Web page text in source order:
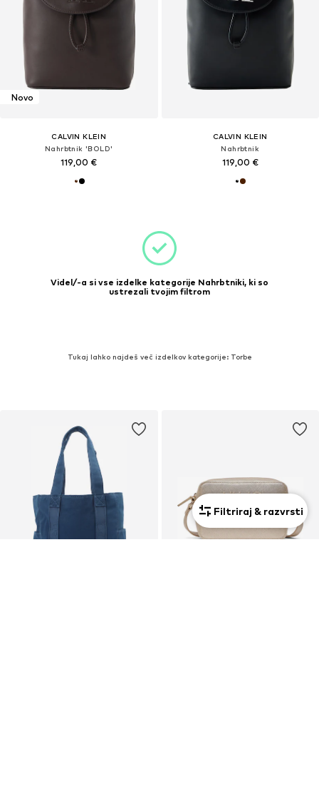
Novo
CALVIN KLEIN
Nahrbtnik 'BOLD'
119,00 €
CALVIN KLEIN
Nahrbtnik
119,00 €
Videl/-a si vse izdelke kategorije Nahrbtniki, ki so
ustrezali tvojim filtrom
Tukaj lahko najdeš več izdelkov kategorije: Torbe
Filtriraj & razvrsti